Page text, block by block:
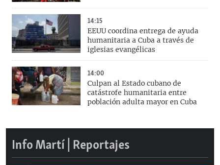
14:15
EEUU coordina entrega de ayuda
humanitaria a Cuba a través de
iglesias evangélicas
14:00
Culpan al Estado cubano de
catástrofe humanitaria entre
población adulta mayor en Cuba
Info Martí | Reportajes